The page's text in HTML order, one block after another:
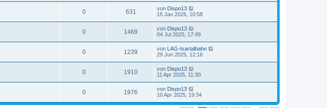
0 631 von Dispo13
15 Jan 2026, 10:58
0 1469 von Dispo13
04 Jul 2025, 17:49
0 1239 von LAG-Isartalbahn
29 Jun 2025, 12:16
0 1910 von Dispo13
11 Apr 2025, 11:30
0 1976 von Dispo13
10 Apr 2025, 19:34